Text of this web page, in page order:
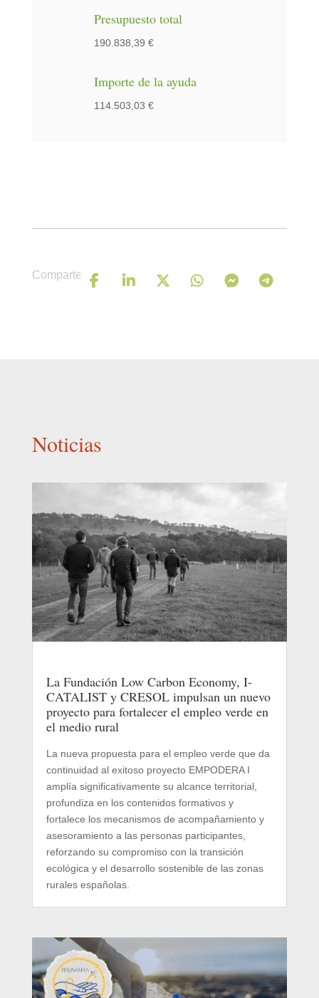
Presupuesto total
190.838,39 €
Importe de la ayuda
114.503,03 €
Comparte
Noticias
La Fundación Low Carbon Economy, I-
CATALIST y CRESOL impulsan un nuevo
proyecto para fortalecer el empleo verde en
el medio rural
La nueva propuesta para el empleo verde que da
continuidad al exitoso proyecto EMPODERA I
amplía significativamente su alcance territorial,
profundiza en los contenidos formativos y
fortalece los mecanismos de acompañamiento y
asesoramiento a las personas participantes,
reforzando su compromiso con la transición
ecológica y el desarrollo sostenible de las zonas
rurales españolas.